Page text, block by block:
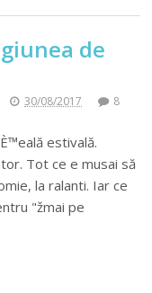
de
30/08/2017
8
estivală.
Tot ce e musai să
la ralanti. Iar ce
"žmai pe